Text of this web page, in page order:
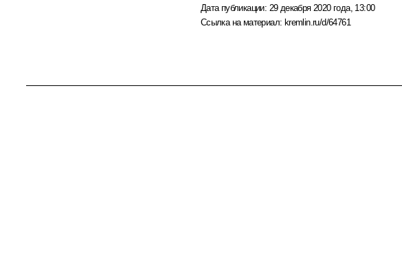
Дата публикации: 29 декабря 2020 года, 13:00
Ссылка на материал: kremlin.ru/d/64761